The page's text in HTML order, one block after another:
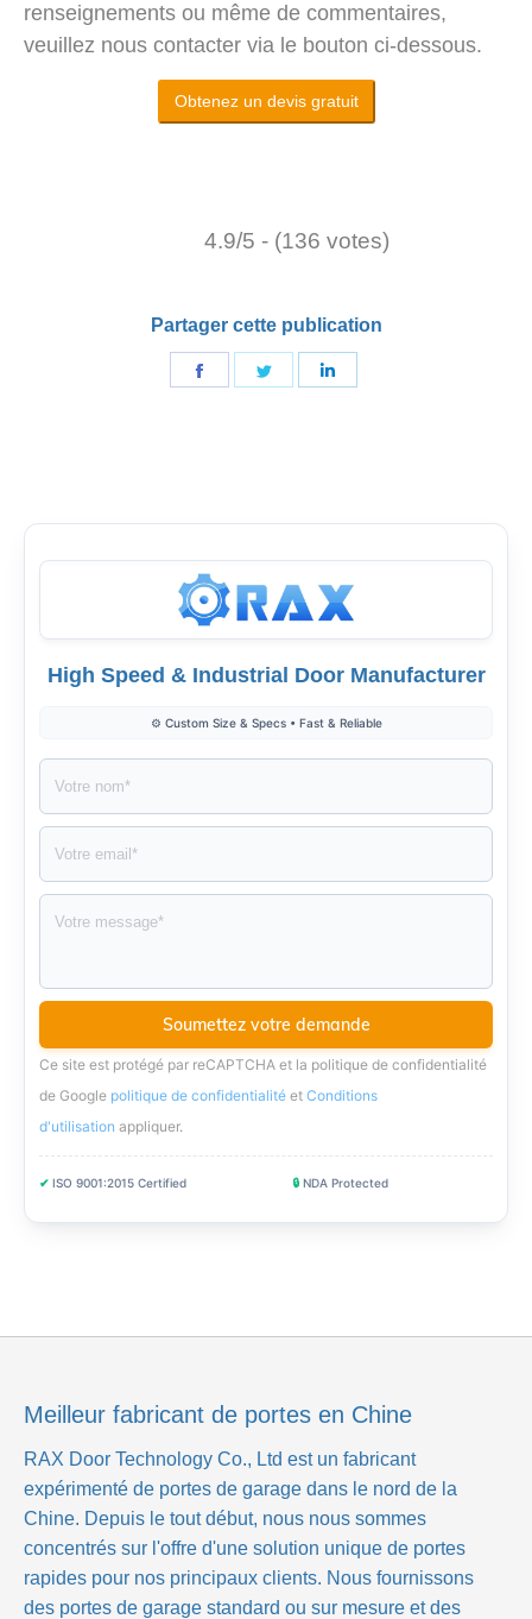
renseignements ou même de commentaires,
veuillez nous contacter via le bouton ci-dessous.
Obtenez un devis gratuit
4.9/5 - (136 votes)
Partager cette publication
Partager Partager
High Speed & Industrial Door Manufacturer
⚙️ Custom Size & Specs • Fast & Reliable
Ce site est protégé par reCAPTCHA et la politique de confidentialité
de Google politique de confidentialité et Conditions
d'utilisation appliquer.
✔ ISO 9001:2015 Certified 🔒 NDA Protected
Meilleur fabricant de portes en Chine
RAX Door Technology Co., Ltd est un fabricant
expérimenté de portes de garage dans le nord de la
Chine. Depuis le tout début, nous nous sommes
concentrés sur l'offre d'une solution unique de portes
rapides pour nos principaux clients. Nous fournissons
des portes de garage standard ou sur mesure et des